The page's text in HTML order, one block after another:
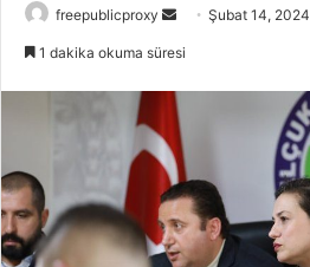
freepublicproxy
Bir
göndermek
Şubat 14, 2024
1 dakika okuma süresi